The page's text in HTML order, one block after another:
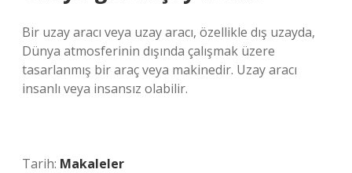
Bir uzay aracı veya uzay aracı, özellikle dış uzayda,
Dünya atmosferinin dışında çalışmak üzere
tasarlanmış bir araç veya makinedir. Uzay aracı
insanlı veya insansız olabilir.
Tarih: Makaleler